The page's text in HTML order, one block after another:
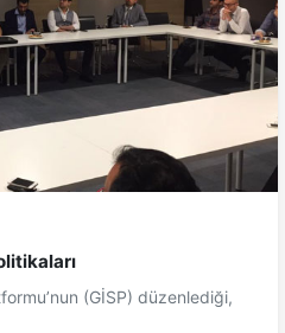
(GİSP) düzenlediği,